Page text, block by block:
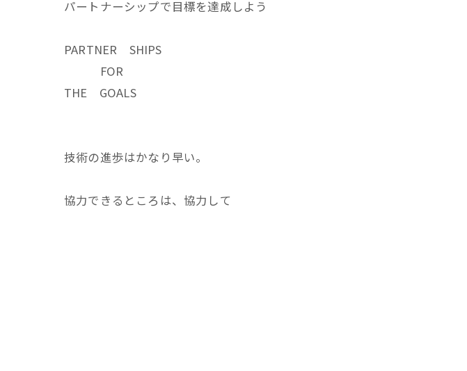
パートナーシップで目標を達成しよう
PARTNER SHIPS
FOR
THE GOALS
技術の進歩はかなり早い。
協力できるところは、協力して